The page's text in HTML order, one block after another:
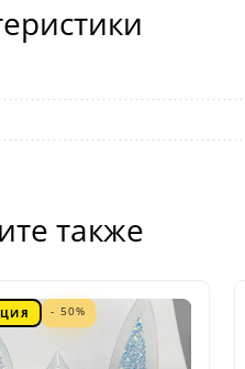
также
- 50%